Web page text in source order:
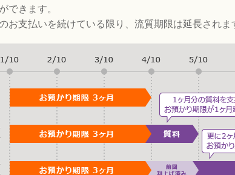
ができます。
お支払いを続けている限り、流質期限は延長されま